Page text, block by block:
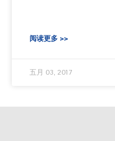
阅读更多 >>
五月 03, 2017